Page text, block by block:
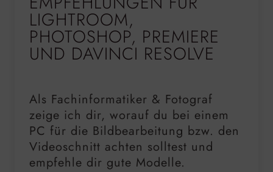
LIGHTROOM,
PHOTOSHOP, PREMIERE
UND DAVINCI RESOLVE
Als Fachinformatiker & Fotograf
zeige ich dir, worauf du bei einem
PC für die Bildbearbeitung bzw. den
Videoschnitt achten solltest und
empfehle dir gute Modelle.